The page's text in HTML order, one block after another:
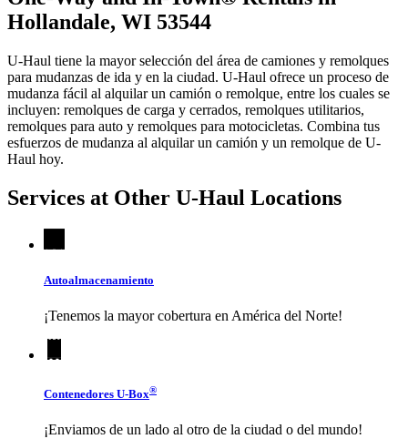
Hollandale, WI 53544
U-Haul tiene la mayor selección del área de camiones y remolques
para mudanzas de ida y en la ciudad. U-Haul ofrece un proceso de
mudanza fácil al alquilar un camión o remolque, entre los cuales se
incluyen: remolques de carga y cerrados, remolques utilitarios,
remolques para auto y remolques para motocicletas. Combina tus
esfuerzos de mudanza al alquilar un camión y un remolque de U-
Haul hoy.
Services at Other U-Haul Locations
Autoalmacenamiento
¡Tenemos la mayor cobertura en América del Norte!
Contenedores U-Box®
¡Enviamos de un lado al otro de la ciudad o del mundo!